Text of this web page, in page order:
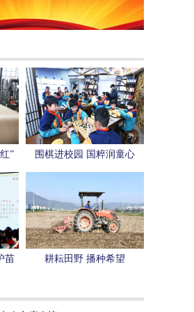
” 围棋进校园 国粹润童心
苗
耕耘田野 播种希望